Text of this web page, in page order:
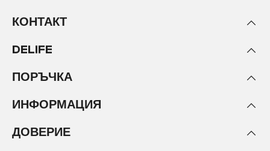
КОНТАКТ
DELIFE
ПОРЪЧКА
ИНФОРМАЦИЯ
ДОВЕРИЕ